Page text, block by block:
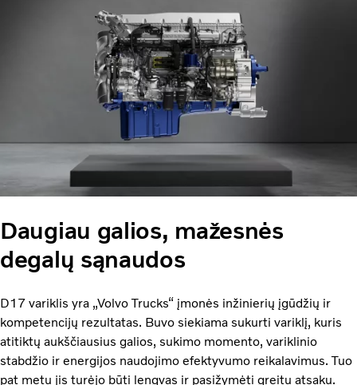
Daugiau galios, mažesnės
degalų sąnaudos
D17 variklis yra „Volvo Trucks“ įmonės inžinierių įgūdžių ir
kompetencijų rezultatas. Buvo siekiama sukurti variklį, kuris
atitiktų aukščiausius galios, sukimo momento, variklinio
stabdžio ir energijos naudojimo efektyvumo reikalavimus. Tuo
pat metu jis turėjo būti lengvas ir pasižymėti greitu atsaku.